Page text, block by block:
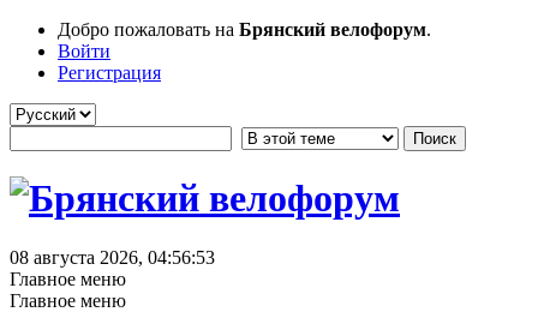
Добро пожаловать на Брянский велофорум.
Войти
Регистрация
08 августа 2026, 04:56:53
Главное меню
Главное меню